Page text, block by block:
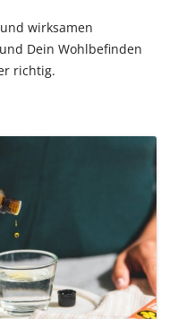
wirksamen
Dein Wohlbefinden
richtig.